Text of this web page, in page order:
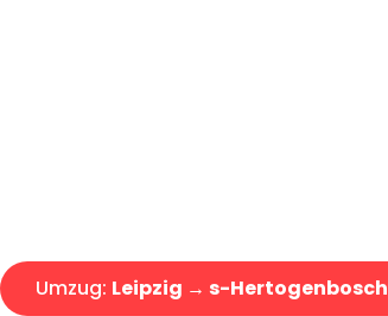
Umzug: Leipzig → s-Hertogenbosch